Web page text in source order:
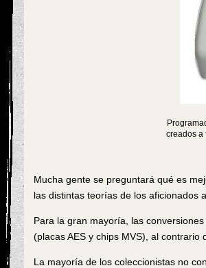
creados a
Mucha gente se preguntará qué es
las distintas teorías de los aficionados
Para la gran mayoría, las
(placas AES y chips MVS), al contrario
La mayoría de los coleccionistas no